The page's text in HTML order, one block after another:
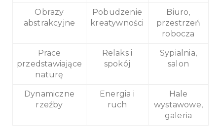
Obrazy
abstrakcyjne
Pobudzenie
kreatywności
Biuro,
przestrzeń
robocza
Prace
przedstawiające
naturę
Relaks i
spokój
Sypialnia,
salon
Dynamiczne
rzeźby
Energia i
ruch
Hale
wystawowe,
galeria